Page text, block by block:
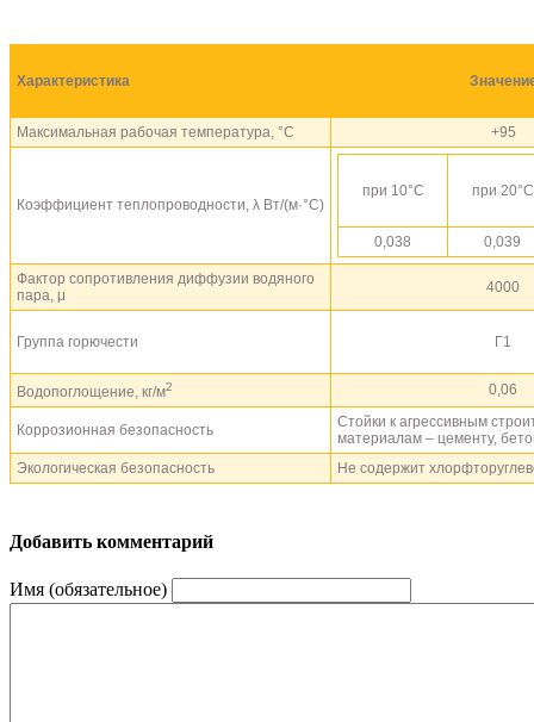
Характеристика
Максимальная рабочая температура, °С +95
Коэффициент теплопроводности, λ Вт/(м·°С)
при 10°С при 20°С
0,038 0,039
Фактор сопротивления диффузии водяного
пара, μ
4000
Группа горючести Г1
Водопоглощение, кг/м2 0,06
Коррозионная безопасность
Cтойки к агрессивным
материалам – цементу,
Экологическая безопасность
Не содержит
Добавить комментарий
Имя (обязательное)